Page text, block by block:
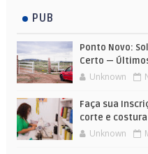
PUB
Ponto Novo:
Certo —
Unknown
Faça sua
corte e
Unknown